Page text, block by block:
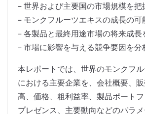
– 世界および主要国の市場規模を把
– モンクフルーツエキスの成長の可
– 各製品と最終用途市場の将来成長
– 市場に影響を与える競争要因を分
本レポートでは、世界のモンクフ
における主要企業を、会社概要、
高、価格、粗利益率、製品ポート
プレゼンス、主要動向などのパラ